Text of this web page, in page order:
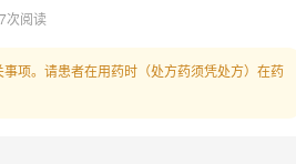
次阅读
项。请患者在用药时（处方药须凭处方）在药